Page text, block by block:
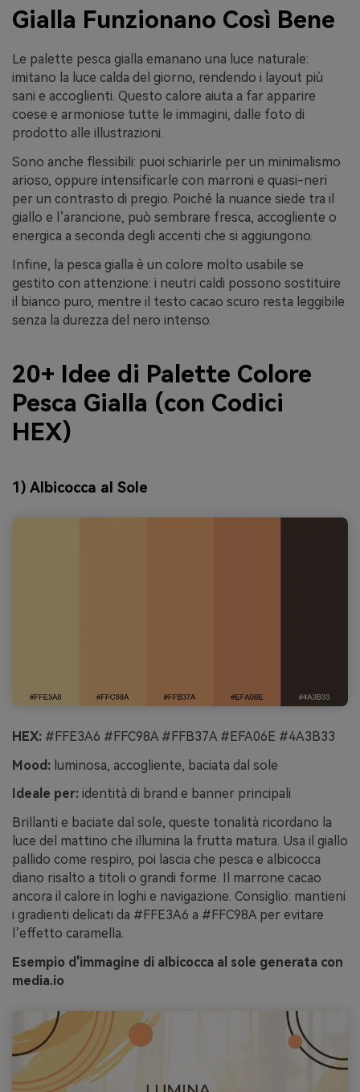
Gialla Funzionano Così Bene
Le palette pesca gialla emanano una luce naturale:
imitano la luce calda del giorno, rendendo i layout più
sani e accoglienti. Questo calore aiuta a far apparire
coese e armoniose tutte le immagini, dalle foto di
prodotto alle illustrazioni.
Sono anche flessibili: puoi schiarirle per un minimalismo
arioso, oppure intensificarle con marroni e quasi-neri
per un contrasto di pregio. Poiché la nuance siede tra il
giallo e l’arancione, può sembrare fresca, accogliente o
energica a seconda degli accenti che si aggiungono.
Infine, la pesca gialla è un colore molto usabile se
gestito con attenzione: i neutri caldi possono sostituire
il bianco puro, mentre il testo cacao scuro resta leggibile
senza la durezza del nero intenso.
20+ Idee di Palette Colore
Pesca Gialla (con Codici
HEX)
1) Albicocca al Sole
HEX: #FFE3A6 #FFC98A #FFB37A #EFA06E #4A3B33
Mood: luminosa, accogliente, baciata dal sole
Ideale per: identità di brand e banner principali
Brillanti e baciate dal sole, queste tonalità ricordano la
luce del mattino che illumina la frutta matura. Usa il giallo
pallido come respiro, poi lascia che pesca e albicocca
diano risalto a titoli o grandi forme. Il marrone cacao
ancora il calore in loghi e navigazione. Consiglio: mantieni
i gradienti delicati da #FFE3A6 a #FFC98A per evitare
l’effetto caramella.
Esempio d'immagine di albicocca al sole generata con
media.io